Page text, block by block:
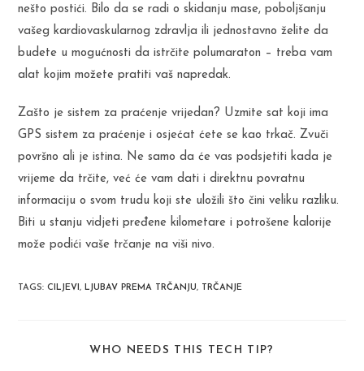
nešto postići. Bilo da se radi o skidanju mase, poboljšanju
vašeg kardiovaskularnog zdravlja ili jednostavno želite da
budete u mogućnosti da istrčite polumaraton – treba vam
alat kojim možete pratiti vaš napredak.
Zašto je sistem za praćenje vrijedan? Uzmite sat koji ima
GPS sistem za praćenje i osjećat ćete se kao trkač. Zvuči
površno ali je istina. Ne samo da će vas podsjetiti kada je
vrijeme da trčite, već će vam dati i direktnu povratnu
informaciju o svom trudu koji ste uložili što čini veliku razliku.
Biti u stanju vidjeti pređene kilometare i potrošene kalorije
može podići vaše trčanje na viši nivo.
TAGS:CILJEVI, LJUBAV PREMA TRČANJU, TRČANJE
WHO NEEDS THIS TECH TIP?